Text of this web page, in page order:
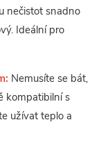
nečistot snadno
Ideální pro
Nemusíte se bát,
kompatibilní s
užívat teplo a